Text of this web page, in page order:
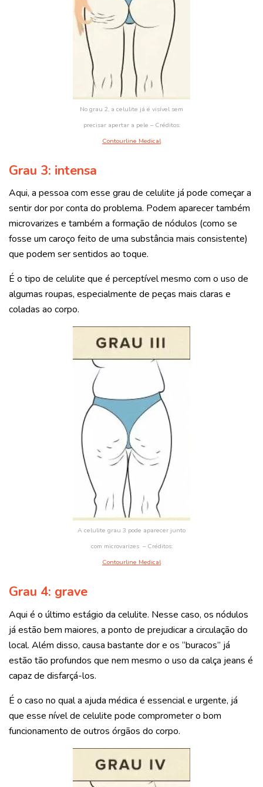
No grau 2, a celulite já é visível sem
precisar apertar a pele – Créditos:
Contourline Medical
Grau 3: intensa
Aqui, a pessoa com esse grau de celulite já pode começar a
sentir dor por conta do problema. Podem aparecer também
microvarizes e também a formação de nódulos (como se
fosse um caroço feito de uma substância mais consistente)
que podem ser sentidos ao toque.
É o tipo de celulite que é perceptível mesmo com o uso de
algumas roupas, especialmente de peças mais claras e
coladas ao corpo.
A celulite grau 3 pode aparecer junto
com microvarizes – Créditos:
Contourline Medical
Grau 4: grave
Aqui é o último estágio da celulite. Nesse caso, os nódulos
já estão bem maiores, a ponto de prejudicar a circulação do
local. Além disso, causa bastante dor e os “buracos” já
estão tão profundos que nem mesmo o uso da calça jeans é
capaz de disfarçá-los.
É o caso no qual a ajuda médica é essencial e urgente, já
que esse nível de celulite pode comprometer o bom
funcionamento de outros órgãos do corpo.